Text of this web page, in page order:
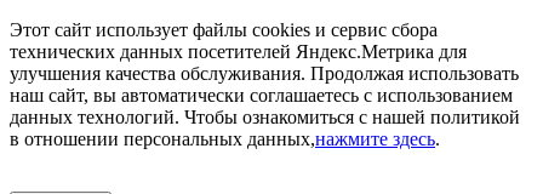
Этот сайт использует файлы cookies и сервис сбора
технических данных посетителей Яндекс.Метрика для
улучшения качества обслуживания. Продолжая использовать
наш сайт, вы автоматически соглашаетесь с использованием
данных технологий. Чтобы ознакомиться с нашей политикой
в отношении персональных данных,нажмите здесь.